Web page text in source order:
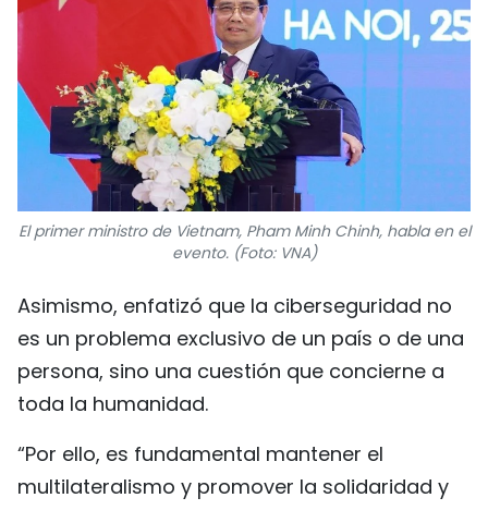
El primer ministro de Vietnam, Pham Minh Chinh, habla en el
evento. (Foto: VNA)
Asimismo, enfatizó que la ciberseguridad no
es un problema exclusivo de un país o de una
persona, sino una cuestión que concierne a
toda la humanidad.
“Por ello, es fundamental mantener el
multilateralismo y promover la solidaridad y